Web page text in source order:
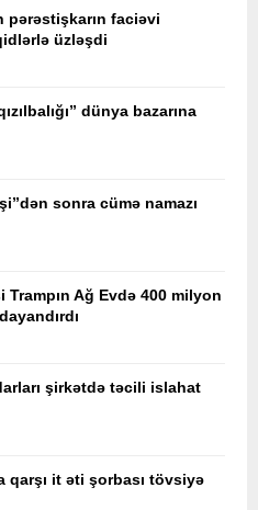
pərəstişkarın faciəvi
üzləşdi
dünya bazarına
sonra cümə namazı
Ağ Evdə 400 milyon
şirkətdə təcili islahat
qarşı it əti şorbası tövsiyə